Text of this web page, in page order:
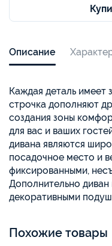
Описание
Каждая деталь имеет
строчка дополняют
создания зоны
для вас и ваших
дивана являются
посадочное место и
фиксированными,
Дополнительно
декоративными
Похожие товары